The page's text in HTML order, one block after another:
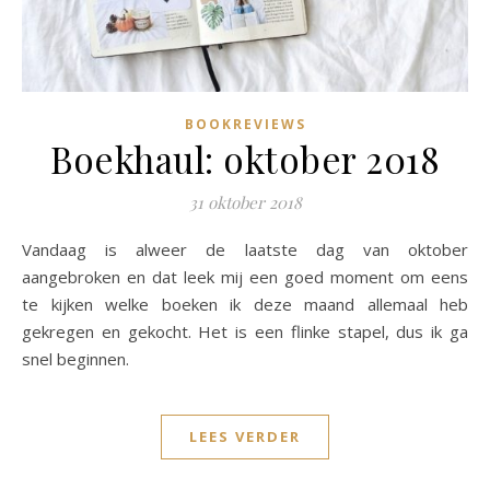
BOOKREVIEWS
Boekhaul: oktober 2018
31 oktober 2018
Vandaag is alweer de laatste dag van oktober
aangebroken en dat leek mij een goed moment om eens
te kijken welke boeken ik deze maand allemaal heb
gekregen en gekocht. Het is een flinke stapel, dus ik ga
snel beginnen.
LEES VERDER